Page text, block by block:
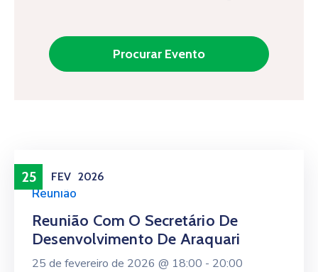
25 FEV 2026
Reunião
Reunião Com O Secretário De
Desenvolvimento De Araquari
25 de fevereiro de 2026 @ 18:00 - 20:00